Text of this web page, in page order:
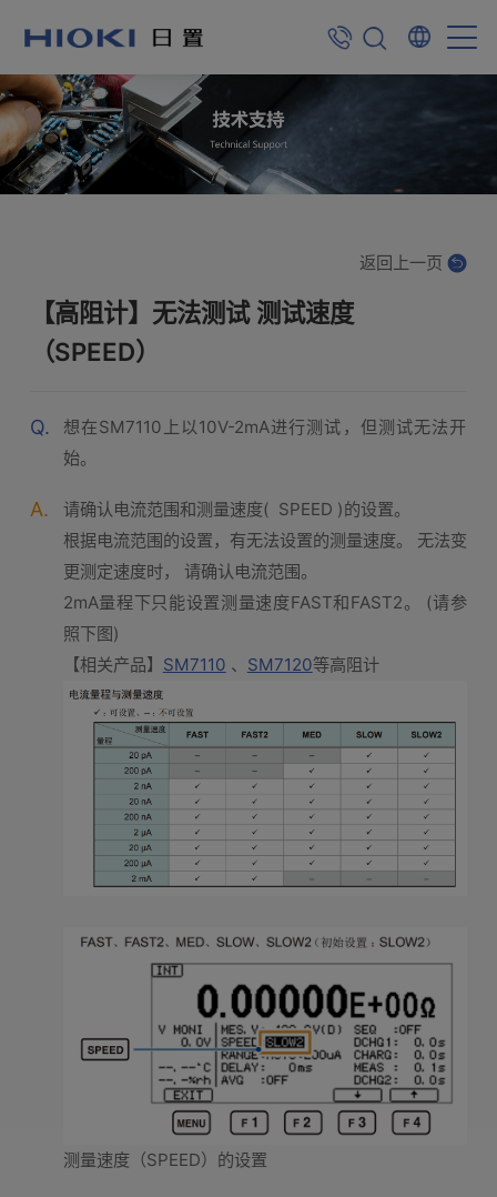
【高阻计】无法测试 测试速度
（SPEED）
返回上一页
Q.
想在SM7110上以10V-2mA进行测试，但测试无法开
始。
A.
请确认电流范围和测量速度( SPEED )的设置。
根据电流范围的设置，有无法设置的测量速度。 无法变
更测定速度时， 请确认电流范围。
2mA量程下只能设置测量速度FAST和FAST2。 (请参
照下图)
【相关产品】 SM7110 、 SM7120等高阻计
测量速度（SPEED）的设置